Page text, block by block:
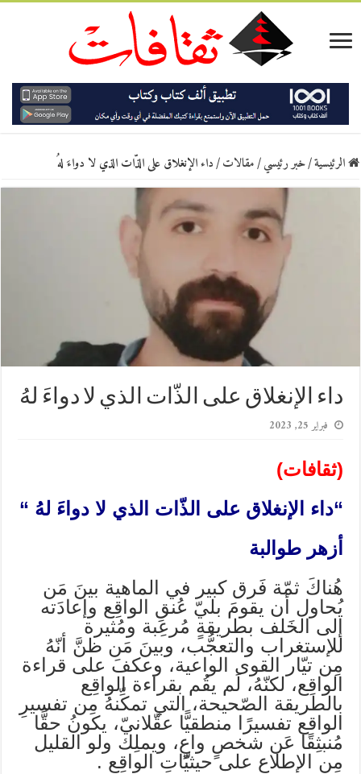
الرئيسية/خبر رئيسي/مقالات/داء الإنغلاق على الذّات الذي لا دواءَ لهُ
داء الإنغلاق على الذّات الذي لا دواءَ لهُ
فبراير 25, 2023
(ثقافات)
“داء الإنغلاق على الذّات الذي لا دواءَ لهُ “
أزهر طوالبة
‏هُناكَ ثمّة فَرق كبير في الماهية بينَ مَن
يُحاول أن يقومَ بليّ عُنقِ الواقِع وإعادَته
إلى الخَلف بطريقةٍ مُرعِبة ومُثيرة
للإستغراب والتعجُّب، وبينَ مَن ظنَّ أنّهُ
مِن تيّار القوى الواعية، وعكفَ على قراءة
الواقِع، لكنّهُ، لَم يقُم بقراءة الواقِع
بالطريقة الصّحيحة، التي تمكِّنهُ ‏مِن تفسيرِ
الواقع تفسيرًا منطقيًّا عقّلانيّ، يكونُ حقًّا
مُنبثِقًا عَن شخصٍ واعٍ، ويملِك ولو القليل
مِن الإطلاع على حيثيّاتِ الواقِع .